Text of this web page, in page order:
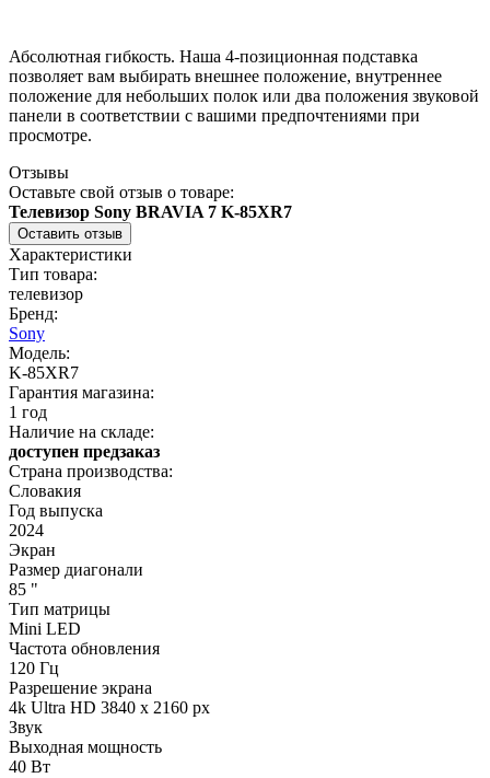
Абсолютная гибкость. Наша 4-позиционная подставка
позволяет вам выбирать внешнее положение, внутреннее
положение для небольших полок или два положения звуковой
панели в соответствии с вашими предпочтениями при
просмотре.
Отзывы
Оставьте свой отзыв о товаре:
Телевизор Sony BRAVIA 7 K-85XR7
Оставить отзыв
Характеристики
Тип товара:
телевизор
Бренд:
Sony
Модель:
K-85XR7
Гарантия магазина:
1 год
Наличие на складе:
доступен предзаказ
Страна производства:
Словакия
Год выпуска
2024
Экран
Размер диагонали
85 "
Тип матрицы
Mini LED
Частота обновления
120 Гц
Разрешение экрана
4k Ultra HD 3840 x 2160 px
Звук
Выходная мощность
40 Вт